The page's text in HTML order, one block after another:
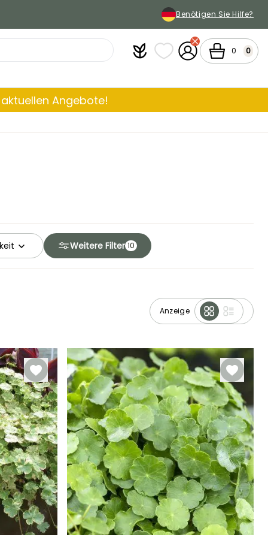
Benötigen Sie Hilfe?
PlantfitMeine Favoritenlisten
Mein KontoWarenkorb
0 0
aktuellen Angebote!
Weitere Filter 10
Anzeige